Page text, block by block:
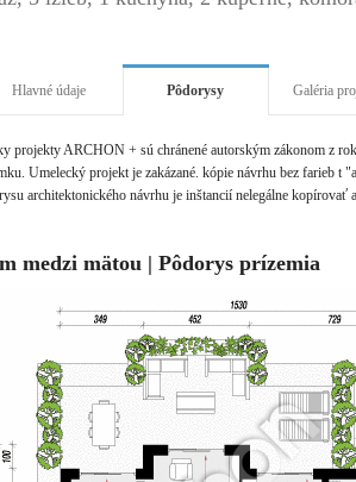
Hlavné údaje Pôdorysy Galéria
projekty ARCHON + sú chránené autorským zákonom z
Umelecký projekt je zakázané. kópie návrhu bez farieb t
architektonického návrhu je inštancií nelegálne kopírovať
medzi mätou | Pôdorys prízemia